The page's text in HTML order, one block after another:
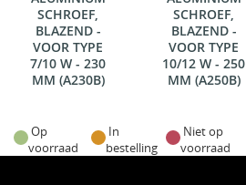
SCHROEF,
BLAZEND -
VOOR TYPE
7/10 W - 230
MM (A230B)
SCHROEF,
BLAZEND -
VOOR TYPE
10/12 W - 250
MM (A250B)
Op
voorraad
In
bestelling
Niet op
voorraad